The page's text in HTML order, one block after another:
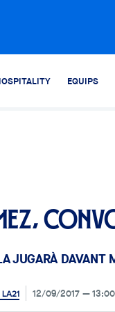
EQUIPS
JUGARÀ DAVANT
LA21 12/09/2017